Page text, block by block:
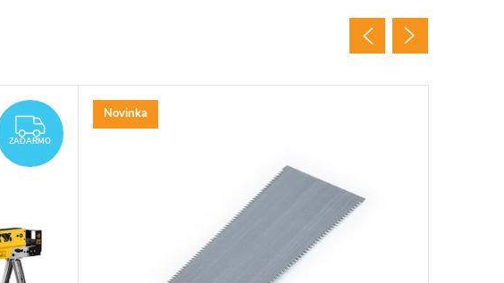
ZADARMO
ZADARMO
Novinka